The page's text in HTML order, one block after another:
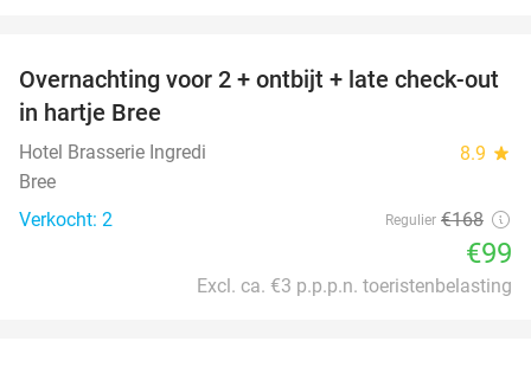
41%
TODAY
Overnachting voor 2 + ontbijt + late check-out
in hartje Bree
Hotel Brasserie Ingredi 8.9 star
Bree
Verkocht: 2
Regulier €168
€99
Excl. ca. €3 p.p.p.n. toeristenbelasting